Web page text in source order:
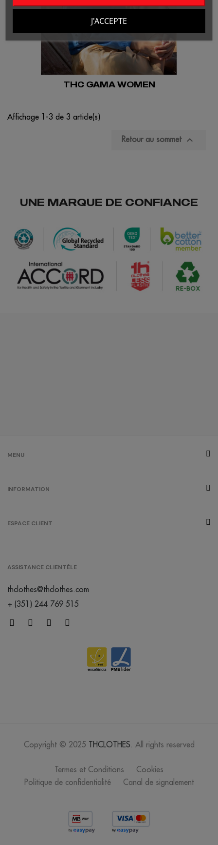
THC GAMA WOMEN
Affichage 1-3 de 3 article(s)
Retour au sommet 
UNE MARQUE DE CONFIANCE
MENU
INFORMATION
ESPACE CLIENT
ASSISTANCE CLIENTÈLE
thclothes@thclothes.com
+ (351) 244 769 515
J'ACCEPTE
Copyright © 2025 THCLOTHES. All rights reserved
Termes et Conditions
Cookies
Politique de confidentialité
Canal de signalement